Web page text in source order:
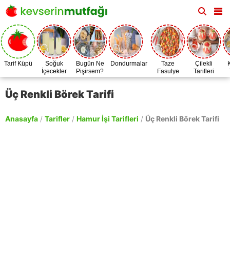
Tarif Küpü
Soğuk
İçecekler
Bugün Ne
Pişirsem?
Dondurmalar
Taze
Fasulye
Zamanı
Çilekli
Tarifleri
Üç Renkli Börek Tarifi
Anasayfa / Tarifler / Hamur İşi Tarifleri / Üç Renkli Börek Tarifi